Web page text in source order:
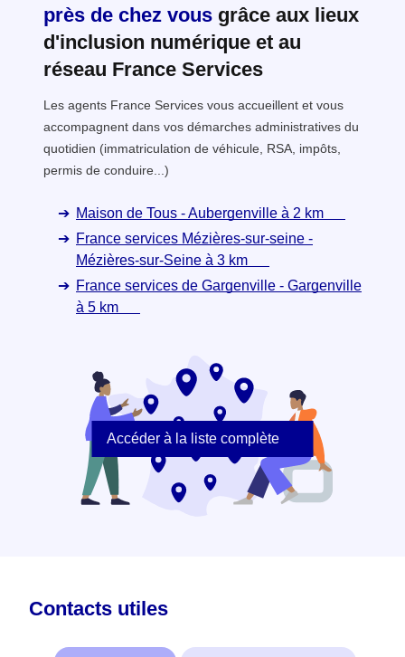
près de chez vous grâce aux lieux
d'inclusion numérique et au
réseau France Services
Les agents France Services vous accueillent et vous
accompagnent dans vos démarches administratives du
quotidien (immatriculation de véhicule, RSA, impôts,
permis de conduire...)
Maison de Tous - Aubergenville à 2 km
France services Mézières-sur-seine -
Mézières-sur-Seine à 3 km
France services de Gargenville - Gargenville
à 5 km
Accéder à la liste complète
Contacts utiles